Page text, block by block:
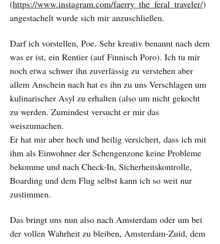
(https://www.instagram.com/faerry_the_feral_traveler/)
angestachelt wurde sich mir anzuschließen.
Darf ich vorstellen, Poe. Sehr kreativ benannt nach dem
was er ist, ein Rentier (auf Finnisch Poro). Ich tu mir
noch etwa schwer ihn zuverlässig zu verstehen aber
allem Anschein nach hat es ihn zu uns Verschlagen um
kulinarischer Asyl zu erhalten (also um nicht gekocht
zu werden. Zumindest versucht er mir das
weiszumachen.
Er hat mir aber hoch und heilig versichert, dass ich mit
ihm als Einwohner der Schengenzone keine Probleme
bekomme und nach Check-In, Sicherheitskontrolle,
Boarding und dem Flug selbst kann ich so weit nur
zustimmen.
Das bringt uns nun also nach Amsterdam oder um bei
der vollen Wahrheit zu bleiben, Amsterdam-Zuid, dem